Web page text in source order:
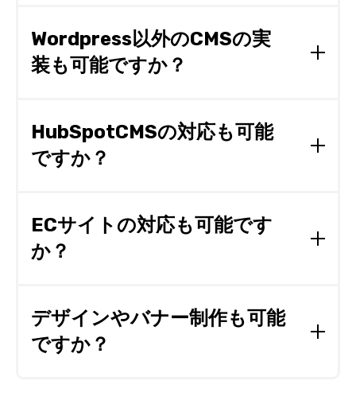
ておりますので、ご安心ください。
Wordpress以外のCMSの実
装も可能ですか？
連絡ください。
HubSpotCMSの対応も可能
ですか？
ティングを契約しておりますので、HubSpotCMS
を利用した高度な開発についてもご相談ください。
詳しくは
ECサイトの対応も可能です
か？
EC-CUBEはもちろんのこと、様々なECサイトに対
応が可能です。
デザインやバナー制作も可能
ですか？